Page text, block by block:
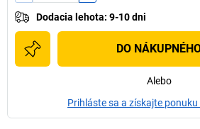
Dodacia lehota: 9-10 dni
DO
Alebo
Prihláste sa a získajte ponuku